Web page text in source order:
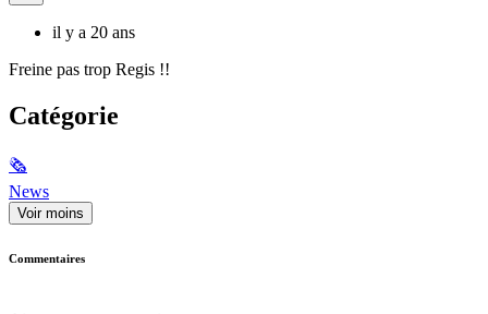
il y a 20 ans
Freine pas trop Regis !!
Catégorie
🗞
News
Voir moins
Commentaires